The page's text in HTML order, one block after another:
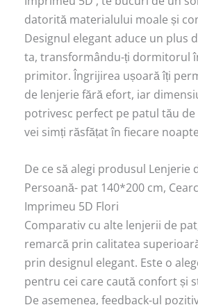
datorită materialului moale și
Designul elegant aduce un plus
ta, transformându-ți dormitorul
primitor. Îngrijirea ușoară îți
de lenjerie fără efort, iar
potrivesc perfect pe patul tău de
vei simți răsfățat în fiecare
De ce să alegi produsul Lenjerie
Persoană- pat 140*200 cm,
Imprimeu 5D Flori
Comparativ cu alte lenjerii de
remarcă prin calitatea
prin designul elegant. Este o
pentru cei care caută confort și
De asemenea, feedback-ul